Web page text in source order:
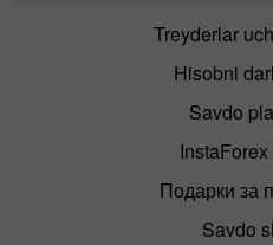
Treyderlar
Hisobni
Savdo
Подарки за
Savdo